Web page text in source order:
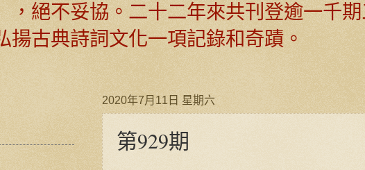
，絕不妥協。二十二年來共刊登逾一千
揚古典詩詞文化一項記錄和奇蹟。
2020年7月11日 星期六
第929期